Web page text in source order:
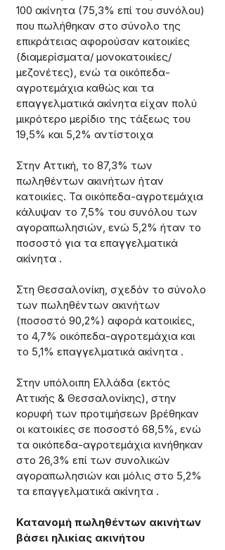
100 ακίνητα (75,3% επί του συνόλου)
που πωλήθηκαν στο σύνολο της
επικράτειας αφορούσαν κατοικίες
(διαμερίσματα/ μονοκατοικίες/
μεζονέτες), ενώ τα οικόπεδα-
αγροτεμάχια καθώς και τα
επαγγελματικά ακίνητα είχαν πολύ
μικρότερο μερίδιο της τάξεως του
19,5% και 5,2% αντίστοιχα
Στην Αττική, το 87,3% των
πωληθέντων ακινήτων ήταν
κατοικίες. Τα οικόπεδα-αγροτεμάχια
κάλυψαν το 7,5% του συνόλου των
αγοραπωλησιών, ενώ 5,2% ήταν το
ποσοστό για τα επαγγελματικά
ακίνητα .
Στη Θεσσαλονίκη, σχεδόν το σύνολο
των πωληθέντων ακινήτων
(ποσοστό 90,2%) αφορά κατοικίες,
το 4,7% οικόπεδα-αγροτεμάχια και
το 5,1% επαγγελματικά ακίνητα .
Στην υπόλοιπη Ελλάδα (εκτός
Αττικής & Θεσσαλονίκης), στην
κορυφή των προτιμήσεων βρέθηκαν
οι κατοικίες σε ποσοστό 68,5%, ενώ
τα οικόπεδα-αγροτεμάχια κινήθηκαν
στο 26,3% επί των συνολικών
αγοραπωλησιών και μόλις στο 5,2%
τα επαγγελματικά ακίνητα .
Κατανομή πωληθέντων ακινήτων
βάσει ηλικίας ακινήτου